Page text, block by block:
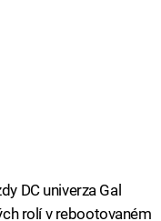
DC univerza Gal
rolí v rebootovaném